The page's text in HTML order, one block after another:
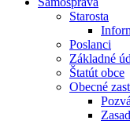
Starosta
Poslanci
Základné
Štatút obce
Obecné